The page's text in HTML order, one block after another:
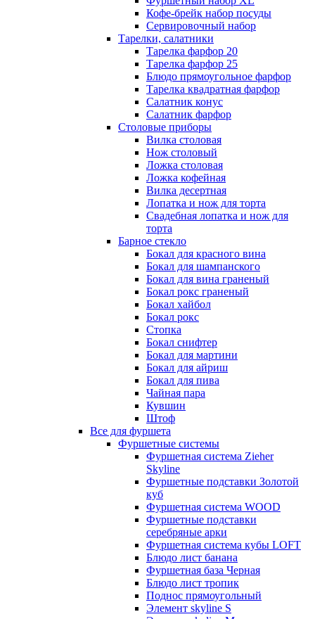
Кофе-брейк набор посуды
Сервировочный набор
Тарелки, салатники
Тарелка фарфор 20
Тарелка фарфор 25
Блюдо прямоугольное фарфор
Тарелка квадратная фарфор
Салатник конус
Салатник фарфор
Столовые приборы
Вилка столовая
Нож столовый
Ложка столовая
Ложка кофейная
Вилка десертная
Лопатка и нож для торта
Свадебная лопатка и нож для
торта
Барное стекло
Бокал для красного вина
Бокал для шампанского
Бокал для вина граненый
Бокал рокс граненый
Бокал хайбол
Бокал рокс
Стопка
Бокал снифтер
Бокал для мартини
Бокал для айриш
Бокал для пива
Чайная пара
Кувшин
Штоф
Все для фуршета
Фуршетные системы
Фуршетная система Zieher
Skyline
Фуршетные подставки Золотой
куб
Фуршетная система WOOD
Фуршетные подставки
серебряные арки
Фуршетная система кубы LOFT
Блюдо лист банана
Фуршетная база Черная
Блюдо лист тропик
Поднос прямоугольный
Элемент skyline S